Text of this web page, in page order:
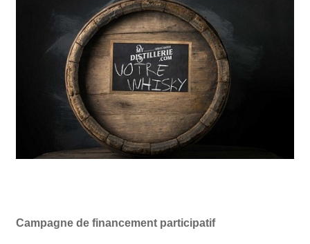
Campagne de financement participatif